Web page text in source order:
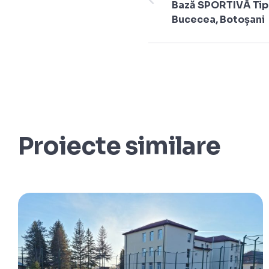
Bază SPORTIVĂ Tip
Bucecea, Botoșani
Proiecte similare